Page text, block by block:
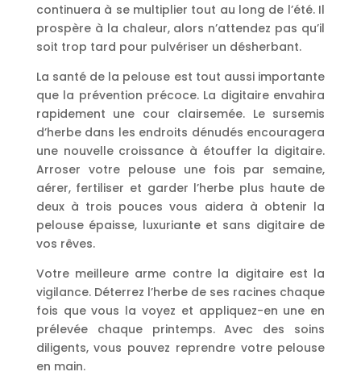
continuera à se multiplier tout au long de l’été. Il
prospère à la chaleur, alors n’attendez pas qu’il
soit trop tard pour pulvériser un désherbant.
La santé de la pelouse est tout aussi importante
que la prévention précoce. La digitaire envahira
rapidement une cour clairsemée. Le sursemis
d’herbe dans les endroits dénudés encouragera
une nouvelle croissance à étouffer la digitaire.
Arroser votre pelouse une fois par semaine,
aérer, fertiliser et garder l’herbe plus haute de
deux à trois pouces vous aidera à obtenir la
pelouse épaisse, luxuriante et sans digitaire de
vos rêves.
Votre meilleure arme contre la digitaire est la
vigilance. Déterrez l’herbe de ses racines chaque
fois que vous la voyez et appliquez-en une en
prélevée chaque printemps. Avec des soins
diligents, vous pouvez reprendre votre pelouse
en main.